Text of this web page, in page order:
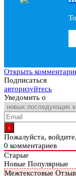
Открыть
Подписаться
авторизуйтесь
Уведомить о
Пожалуйста,
0 комментариев
Старые
Новые Популярные
Межтекстовые